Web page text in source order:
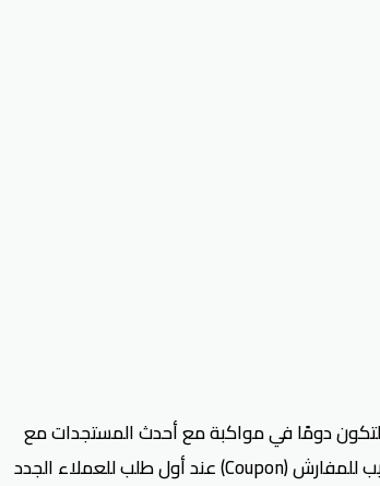
الخاصة، لتكون دومًا في مواكبة مع أحدث المستجدات مع
العملاء، فالتخفيضات حصرية وفعالة عند استخدام كود خصم موقع مفارش الحبيب على كافة احتياجات المنزل، كما يُمكن استخدام كوبون خصم الحبيب للمفارش (Coupon) عند أول طلب للعملاء الجدد